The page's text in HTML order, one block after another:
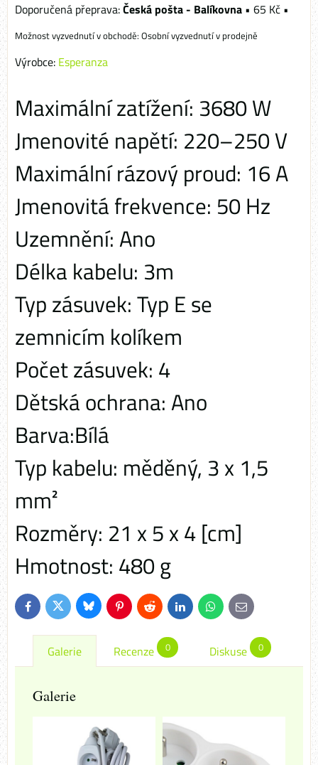
Česká pošta - Balíkovna • 65 Kč •
Osobní vyzvednutí v prodejně
Výrobce: Esperanza
Maximální zatížení: 3680 W
Jmenovité napětí: 220–250 V
Maximální rázový proud: 16 A
Jmenovitá frekvence: 50 Hz
Uzemnění: Ano
Délka kabelu: 3m
Typ zásuvek: Typ E se
zemnicím kolíkem
Počet zásuvek: 4
Dětská ochrana: Ano
Barva:Bílá
Typ kabelu: měděný, 3 x 1,5
mm²
Rozměry: 21 x 5 x 4 [cm]
Hmotnost: 480 g
FacebookTwitterBlueskyPinterestReddit LinkedInWhatsApp
E-
mail
Galerie Recenze 0 Diskuse 0
Galerie